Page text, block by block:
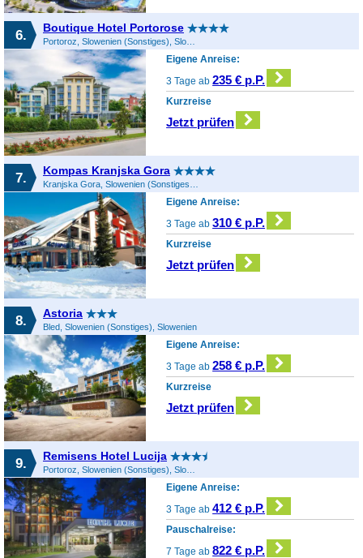
6. Boutique Hotel Portorose
Portoroz, Slowenien (Sonstiges), Slowenien
Eigene Anreise:
3 Tage ab235 € p.P.
Kurzreise
Jetzt prüfen
7. Kompas Kranjska Gora
Eigene Anreise:
3 Tage ab310 € p.P.
Kurzreise
Jetzt prüfen
8. Astoria
Bled, Slowenien (Sonstiges), Slowenien
Eigene Anreise:
3 Tage ab258 € p.P.
Kurzreise
Jetzt prüfen
9. Remisens Hotel Lucija
Portoroz, Slowenien (Sonstiges), Slowenien
Eigene Anreise:
3 Tage ab412 € p.P.
Pauschalreise:
7 Tage ab822 € p.P.